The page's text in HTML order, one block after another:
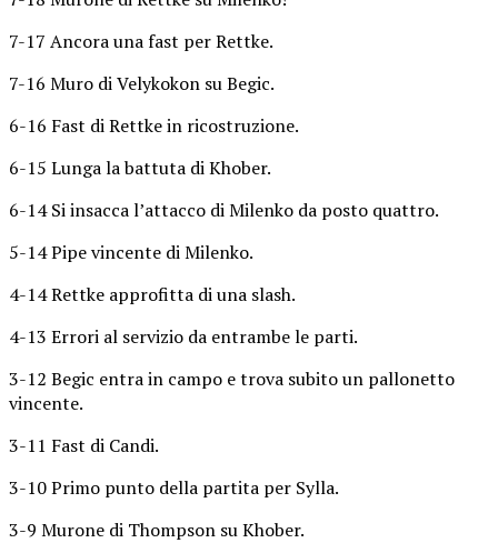
7-17 Ancora una fast per Rettke.
7-16 Muro di Velykokon su Begic.
6-16 Fast di Rettke in ricostruzione.
6-15 Lunga la battuta di Khober.
6-14 Si insacca l’attacco di Milenko da posto quattro.
5-14 Pipe vincente di Milenko.
4-14 Rettke approfitta di una slash.
4-13 Errori al servizio da entrambe le parti.
3-12 Begic entra in campo e trova subito un pallonetto
vincente.
3-11 Fast di Candi.
3-10 Primo punto della partita per Sylla.
3-9 Murone di Thompson su Khober.